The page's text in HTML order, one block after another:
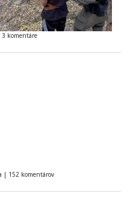
3 komentáre
| 152 komentárov